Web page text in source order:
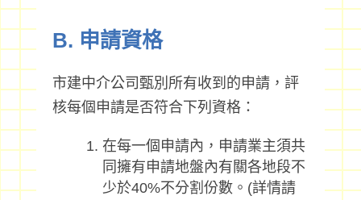
B. 申請資格
市建中介公司甄別所有收到的申請，評
核每個申請是否符合下列資格：
在每一個申請內，申請業主須共
同擁有申請地盤內有關各地段不
少於40%不分割份數。(詳情請